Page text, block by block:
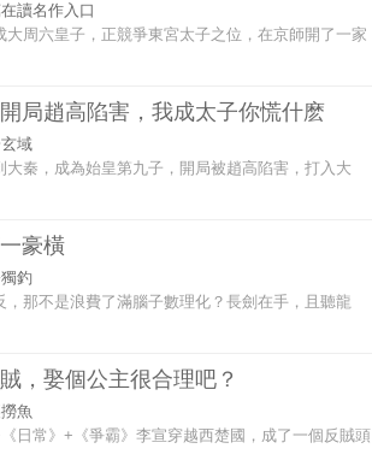
讀名作入口
大周六皇子，正競爭東宮太子之位，在京師開了一家
局趙高陷害，我成太子你慌什麽
域
大秦，成為始皇第九子，開局被趙高陷害，打入大
豪橫
釣
，那不是浪費了滿腦子數理化？長劍在手，且聽龍
，娶個公主很合理吧？
魚
《日常》+《爭霸》李宣穿越西楚國，成了一個反賊頭